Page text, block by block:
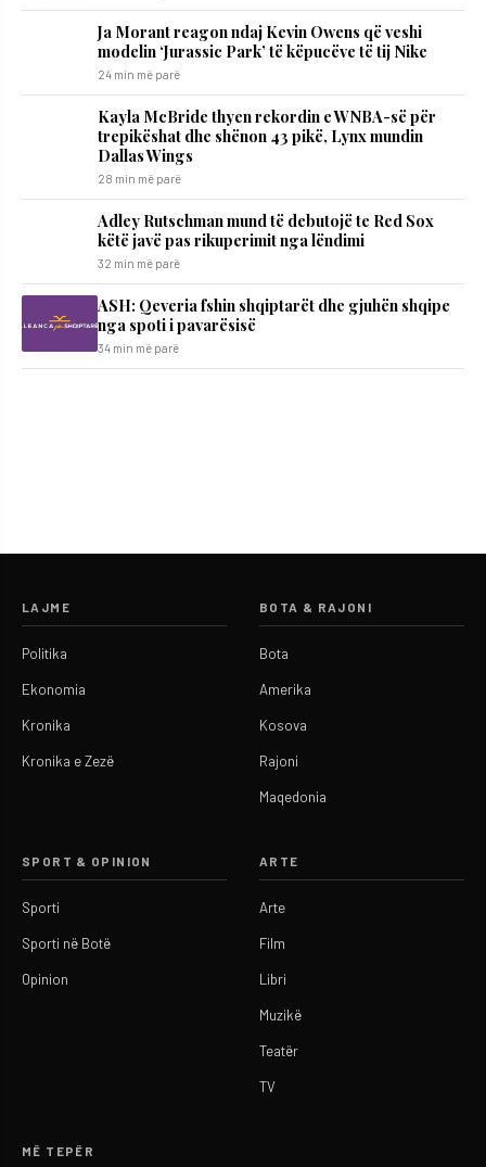
Ja Morant reagon ndaj Kevin Owens që veshi
modelin ‘Jurassic Park’ të këpucëve të tij Nike
24 min më parë
Kayla McBride thyen rekordin e WNBA-së për
trepikëshat dhe shënon 43 pikë, Lynx mundin
Dallas Wings
28 min më parë
Adley Rutschman mund të debutojë te Red Sox
këtë javë pas rikuperimit nga lëndimi
32 min më parë
ASH: Qeveria fshin shqiptarët dhe gjuhën shqipe
nga spoti i pavarësisë
34 min më parë
LAJME
Politika
Ekonomia
Kronika
Kronika e Zezë
BOTA & RAJONI
Bota
Amerika
Kosova
Rajoni
Maqedonia
SPORT & OPINION
Sporti
Sporti në Botë
Opinion
ARTE
Arte
Film
Libri
Muzikë
Teatër
TV
MË TEPËR